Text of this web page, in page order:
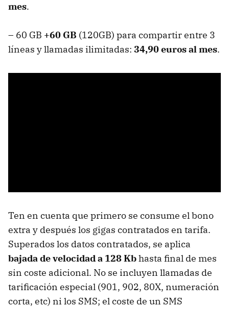
mes.
– 60 GB +60 GB (120GB) para compartir entre 3
líneas y llamadas ilimitadas: 34,90 euros al mes.
Ten en cuenta que primero se consume el bono
extra y después los gigas contratados en tarifa.
Superados los datos contratados, se aplica
bajada de velocidad a 128 Kbhasta final de mes
sin coste adicional. No se incluyen llamadas de
tarificación especial (901, 902, 80X, numeración
corta, etc) ni los SMS; el coste de un SMS